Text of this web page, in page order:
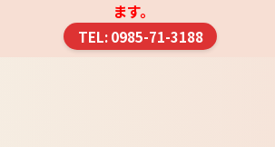
ます。
TEL: 0985-71-3188